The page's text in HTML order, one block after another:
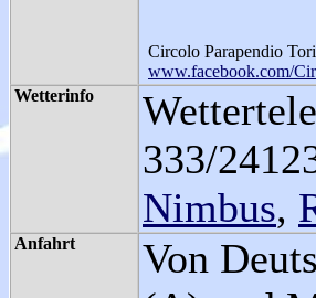
Circolo Parapendio
www.facebook.com/
Wetterinfo
333/
Nimbus,
Anfahrt
Von